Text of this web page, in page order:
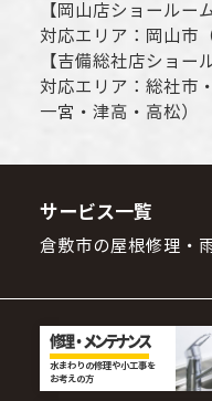
【岡山店ショールー
対応エリア： 岡山市
【吉備総社店ショー
対応エリア： 総社市 ・
一宮・津高・高松）
サービス一覧
倉敷市の屋根修理・
修理・メンテナンス
水まわりの修理や小工事を
お考えの方